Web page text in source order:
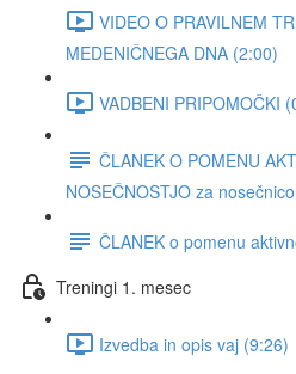
VIDEO O PRAVILNEM
MEDENIČNEGA DNA (2:00)
VADBENI PRIPOMOČKI
ČLANEK O POMENU
NOSEČNOSTJO za
ČLANEK o pomenu
Treningi 1. mesec
Izvedba in opis vaj (9:26)